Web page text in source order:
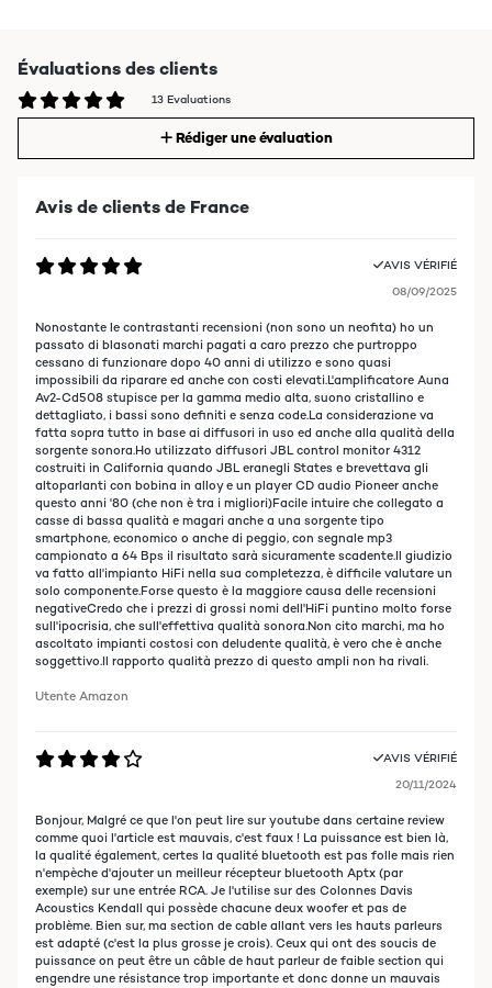
Évaluations des clients
13 Evaluations
Rédiger une évaluation
Avis de clients de France
AVIS VÉRIFIÉ
08/09/2025
Nonostante le contrastanti recensioni (non sono un neofita) ho un
passato di blasonati marchi pagati a caro prezzo che purtroppo
cessano di funzionare dopo 40 anni di utilizzo e sono quasi
impossibili da riparare ed anche con costi elevati.L'amplificatore Auna
Av2-Cd508 stupisce per la gamma medio alta, suono cristallino e
dettagliato, i bassi sono definiti e senza code.La considerazione va
fatta sopra tutto in base ai diffusori in uso ed anche alla qualità della
sorgente sonora.Ho utilizzato diffusori JBL control monitor 4312
costruiti in California quando JBL eranegli States e brevettava gli
altoparlanti con bobina in alloy e un player CD audio Pioneer anche
questo anni '80 (che non è tra i migliori)Facile intuire che collegato a
casse di bassa qualità e magari anche a una sorgente tipo
smartphone, economico o anche di peggio, con segnale mp3
campionato a 64 Bps il risultato sarà sicuramente scadente.Il giudizio
va fatto all'impianto HiFi nella sua completezza, è difficile valutare un
solo componente.Forse questo è la maggiore causa delle recensioni
negativeCredo che i prezzi di grossi nomi dell'HiFi puntino molto forse
sull'ipocrisia, che sull'effettiva qualità sonora.Non cito marchi, ma ho
ascoltato impianti costosi con deludente qualità, è vero che è anche
soggettivo.Il rapporto qualità prezzo di questo ampli non ha rivali.
Utente Amazon
AVIS VÉRIFIÉ
20/11/2024
Bonjour, Malgré ce que l'on peut lire sur youtube dans certaine review
comme quoi l'article est mauvais, c'est faux ! La puissance est bien là,
la qualité également, certes la qualité bluetooth est pas folle mais rien
n'empèche d'ajouter un meilleur récepteur bluetooth Aptx (par
exemple) sur une entrée RCA. Je l'utilise sur des Colonnes Davis
Acoustics Kendall qui possède chacune deux woofer et pas de
problème. Bien sur, ma section de cable allant vers les hauts parleurs
est adapté (c'est la plus grosse je crois). Ceux qui ont des soucis de
puissance on peut être un câble de haut parleur de faible section qui
engendre une résistance trop importante et donc donne un mauvais